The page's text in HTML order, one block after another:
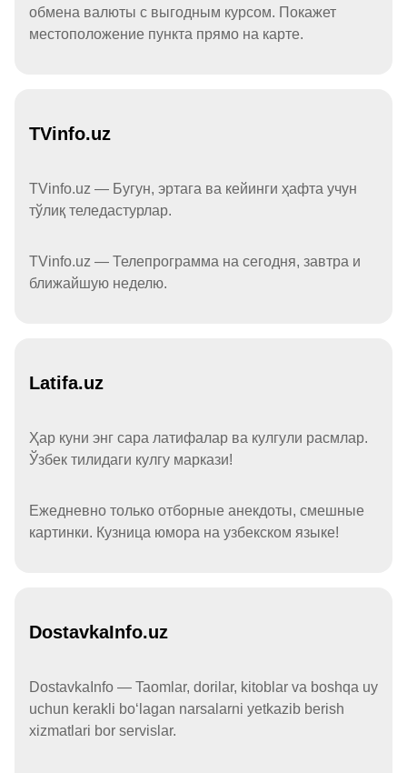
обмена валюты с выгодным курсом. Покажет
местоположение пункта прямо на карте.
TVinfo.uz
TVinfo.uz — Бугун, эртага ва кейинги ҳафта учун
тўлиқ теледастурлар.
TVinfo.uz — Телепрограмма на сегодня, завтра и
ближайшую неделю.
Latifa.uz
Ҳар куни энг сара латифалар ва кулгули расмлар.
Ўзбек тилидаги кулгу маркази!
Ежедневно только отборные анекдоты, смешные
картинки. Кузница юмора на узбекском языке!
DostavkaInfo.uz
DostavkaInfo — Taomlar, dorilar, kitoblar va boshqa uy
uchun kerakli boʻlagan narsalarni yetkazib berish
xizmatlari bor servislar.